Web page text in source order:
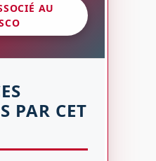
AU
PAR CET